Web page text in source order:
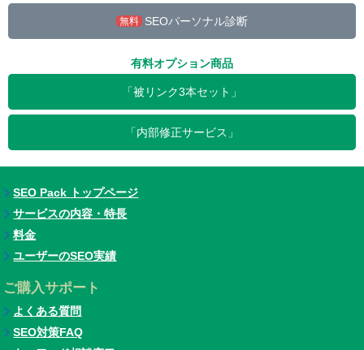
無料 SEOパーソナル診断
有料オプション商品
「被リンク3本セット」
「内部修正サービス」
SEO Pack トップページ
サービスの内容・特長
料金
ユーザーのSEO実績
ご購入サポート
よくある質問
SEO対策FAQ